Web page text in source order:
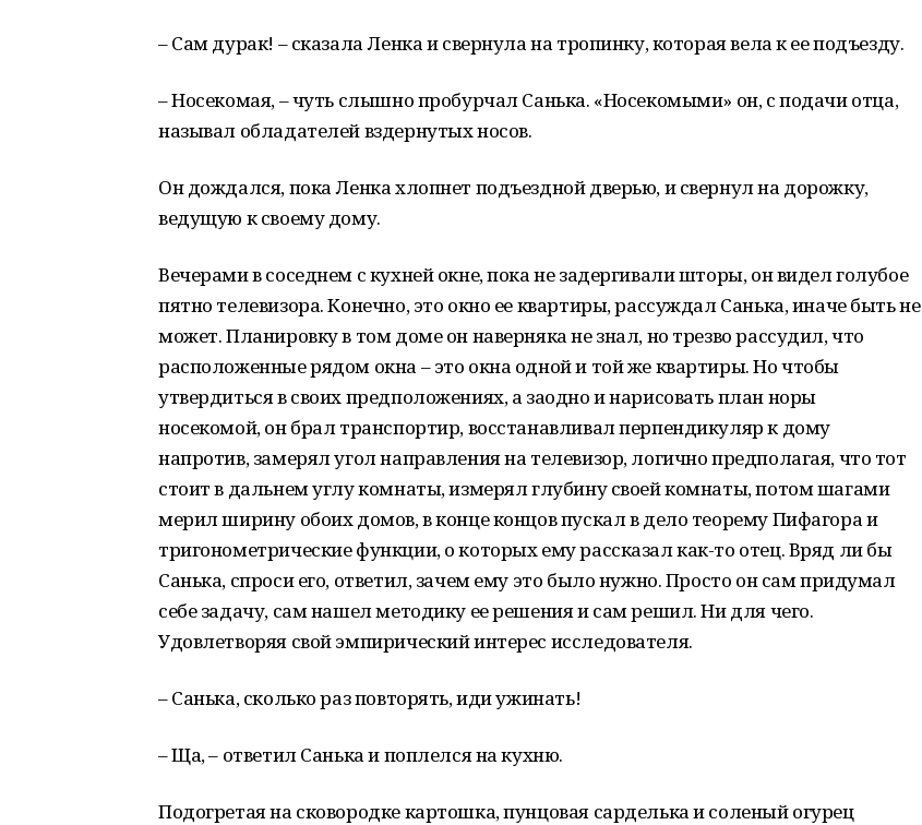
– Сам дурак! – сказала Ленка и свернула на тропинку, которая вела к ее подъезду.
– Носекомая, – чуть слышно пробурчал Санька. «Носекомыми» он, с подачи отца,
называл обладателей вздернутых носов.
Он дождался, пока Ленка хлопнет подъездной дверью, и свернул на дорожку,
ведущую к своему дому.
Вечерами в соседнем с кухней окне, пока не задергивали шторы, он видел голубое
пятно телевизора. Конечно, это окно ее квартиры, рассуждал Санька, иначе быть не
может. Планировку в том доме он наверняка не знал, но трезво рассудил, что
расположенные рядом окна – это окна одной и той же квартиры. Но чтобы
утвердиться в своих предположениях, а заодно и нарисовать план норы
носекомой, он брал транспортир, восстанавливал перпендикуляр к дому
напротив, замерял угол направления на телевизор, логично предполагая, что тот
стоит в дальнем углу комнаты, измерял глубину своей комнаты, потом шагами
мерил ширину обоих домов, в конце концов пускал в дело теорему Пифагора и
тригонометрические функции, о которых ему рассказал как-то отец. Вряд ли бы
Санька, спроси его, ответил, зачем ему это было нужно. Просто он сам придумал
себе задачу, сам нашел методику ее решения и сам решил. Ни для чего.
Удовлетворяя свой эмпирический интерес исследователя.
– Санька, сколько раз повторять, иди ужинать!
– Ща, – ответил Санька и поплелся на кухню.
Подогретая на сковородке картошка, пунцовая сарделька и соленый огурец